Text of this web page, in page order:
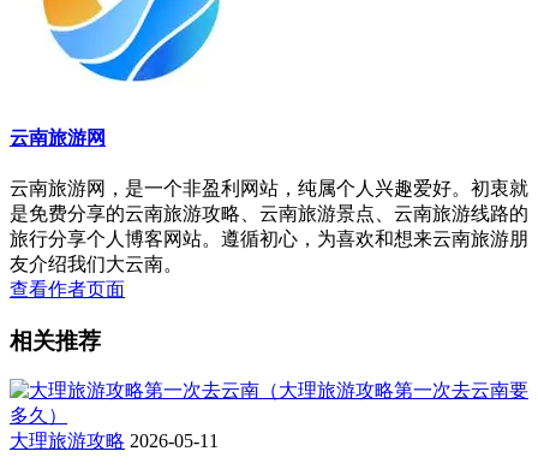
云南旅游网
云南旅游网，是一个非盈利网站，纯属个人兴趣爱好。初衷就
是免费分享的云南旅游攻略、云南旅游景点、云南旅游线路的
旅行分享个人博客网站。遵循初心，为喜欢和想来云南旅游朋
友介绍我们大云南。
查看作者页面
相关推荐
大理旅游攻略 2026-05-11